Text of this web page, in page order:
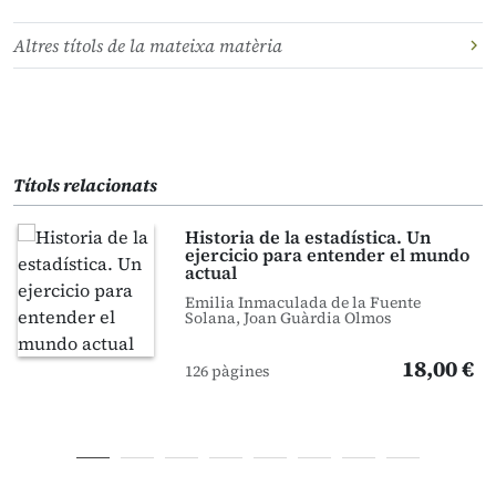
Altres títols de la mateixa matèria
Títols relacionats
Historia de la estadística. Un
ejercicio para entender el mundo
actual
Emilia Inmaculada de la Fuente
Solana, Joan Guàrdia Olmos
126 pàgines 18,00 €